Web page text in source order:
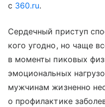
с 360.ru.
Сердечный приступ
кого угодно, но чаще
в моменты пиковых
эмоциональных
мужчинам жизненно
о профилактике